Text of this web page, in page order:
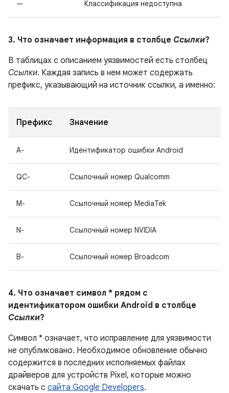
— Классификация недоступна
3. Что означает информация в столбце Ссылки?
В таблицах с описанием уязвимостей есть столбец
Ссылки. Каждая запись в нем может содержать
префикс, указывающий на источник ссылки, а именно:
Префикс Значение
A- Идентификатор ошибки Android
QC- Ссылочный номер Qualcomm
M- Ссылочный номер MediaTek
N- Ссылочный номер NVIDIA
B- Ссылочный номер Broadcom
4. Что означает символ * рядом с
идентификатором ошибки Android в столбце
Ссылки?
Символ * означает, что исправление для уязвимости
не опубликовано. Необходимое обновление обычно
содержится в последних исполняемых файлах
драйверов для устройств Pixel, которые можно
скачать с сайта Google Developers.